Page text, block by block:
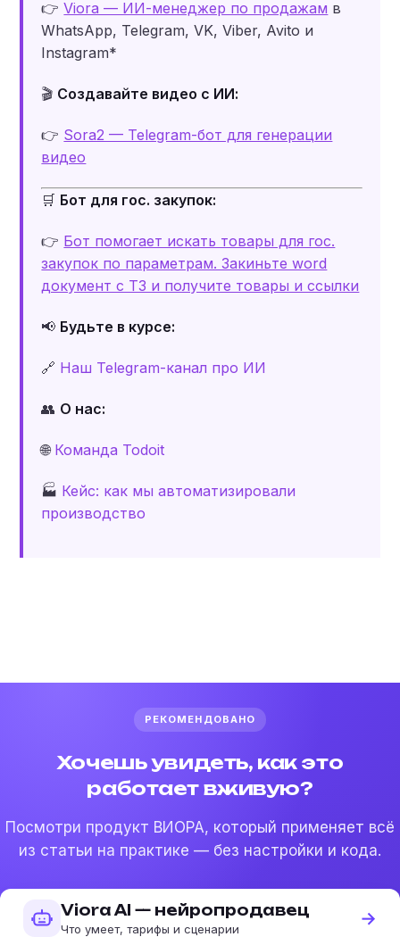
👉Viora — ИИ-менеджер по продажам в
WhatsApp, Telegram, VK, Viber, Avito и
Instagram*
🎬 Создавайте видео с ИИ:
👉 Sora2 — Telegram-бот для генерации
видео
🛒 Бот для гос. закупок:
👉 Бот помогает искать товары для гос.
закупок по параметрам. Закиньте word
документ c ТЗ и получите товары и ссылки
📢 Будьте в курсе:
🔗 Наш Telegram-канал про ИИ
👥 О нас:
🌐 Команда Todoit
🏭 Кейс: как мы автоматизировали
производство
РЕКОМЕНДОВАНО
Хочешь увидеть, как это
работает вживую?
Посмотри продукт ВИОРА, который применяет всё
из статьи на практике — без настройки и кода.
Viora AI — нейропродавец
Что умеет, тарифы и сценарии →